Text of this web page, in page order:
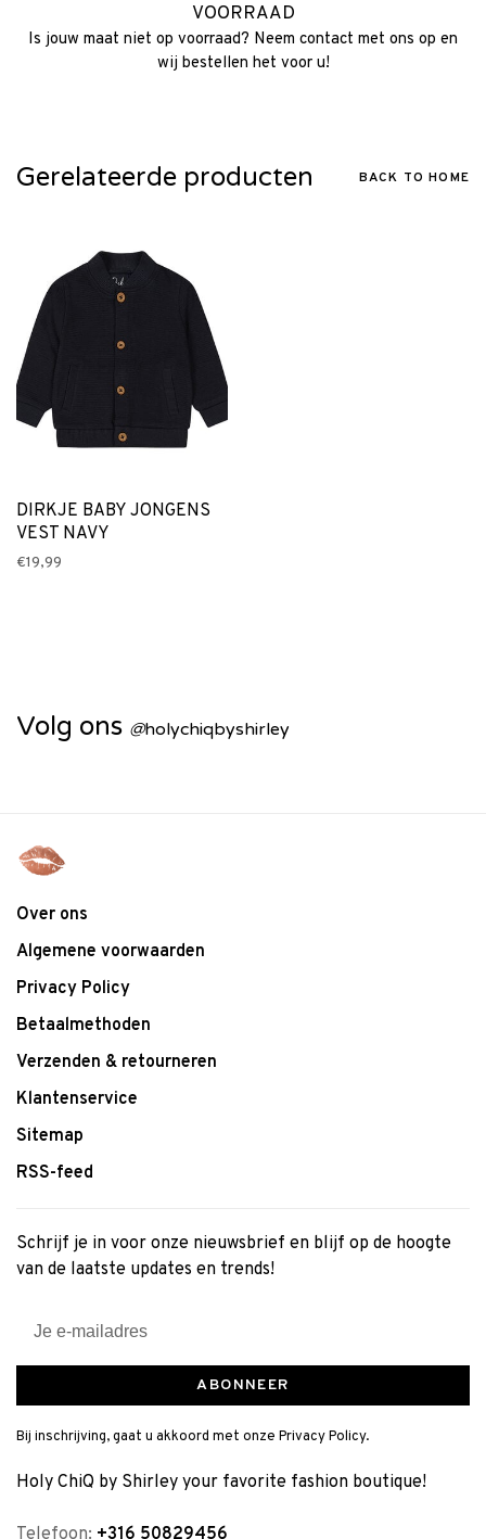
VOORRAAD
Is jouw maat niet op voorraad? Neem contact met ons op en
wij bestellen het voor u!
Gerelateerde producten BACK TO HOME
DIRKJE BABY JONGENS
VEST NAVY
€19,99
Volg ons @holychiqbyshirley
Over ons
Algemene voorwaarden
Privacy Policy
Betaalmethoden
Verzenden & retourneren
Klantenservice
Sitemap
RSS-feed
Schrijf je in voor onze nieuwsbrief en blijf op de hoogte
van de laatste updates en trends!
ABONNEER
Bij inschrijving, gaat u akkoord met onze Privacy Policy.
Holy ChiQ by Shirley your favorite fashion boutique!
Telefoon: +316 50829456